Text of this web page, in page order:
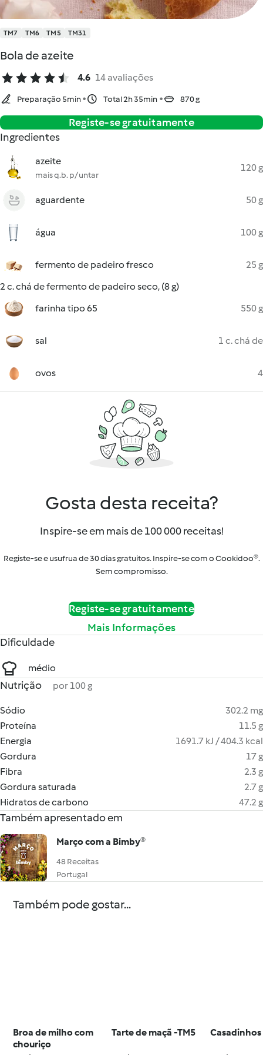
TM7 TM6 TM5 TM31
Bola de azeite
4.6 14 avaliações
Preparação 5min Total 2h 35min 870 g
Registe-se gratuitamente
Ingredientes
azeite
mais q.b. p/ untar
120 g
aguardente 50 g
água 100 g
fermento de padeiro fresco
25 g
2 c. chá de fermento de padeiro seco, (8 g)
farinha tipo 65
550 g
sal 1 c. chá de
ovos 4
Gosta desta receita?
Inspire-se em mais de 100 000 receitas!
Registe-se e usufrua de 30 dias gratuitos. Inspire-se com o Cookidoo®.
Sem compromisso.
Registe-se gratuitamente
Mais Informações
Dificuldade
médio
Nutrição por 100 g
Sódio
302.2 mg
Proteína
11.5 g
Energia
1691.7 kJ / 404.3 kcal
Gordura
17 g
Fibra
2.3 g
Gordura saturada
2.7 g
Hidratos de carbono
47.2 g
Também apresentado em
Março com a Bimby®
48 Receitas
Portugal
Também pode gostar...
Broa de milho com
chouriço
Tarte de maçã -TM5 Casadinhos